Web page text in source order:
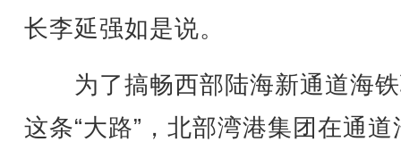
长李延强如是说。
为了搞畅西部陆海新通道海
这条“大路”，北部湾港集团在通道